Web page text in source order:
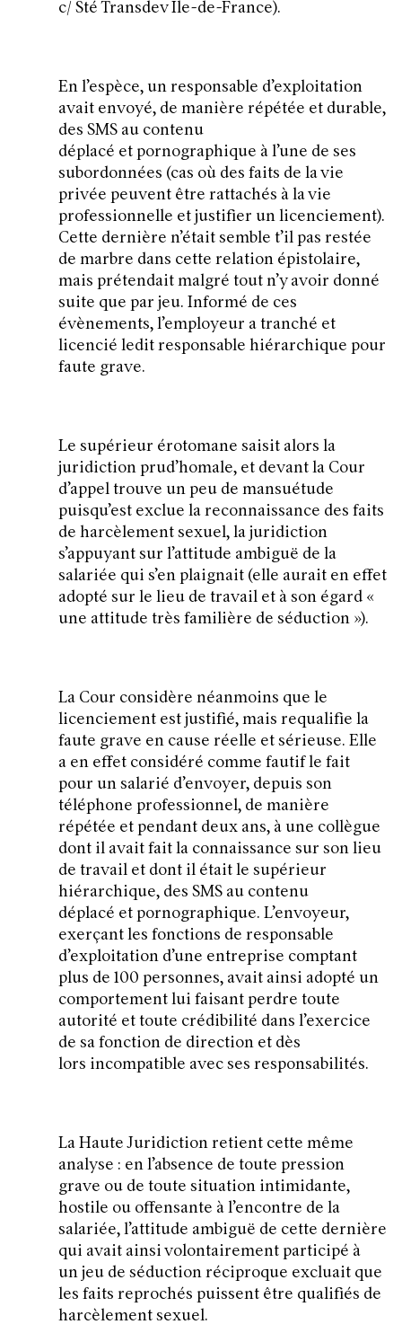
c/ Sté Transdev Ile-de-France).
En l’espèce, un responsable d’exploitation
avait envoyé, de manière répétée et durable,
des SMS au contenu
déplacé et pornographique à l’une de ses
subordonnées (cas où des faits de la vie
privée peuvent être rattachés à la vie
professionnelle et justifier un licenciement).
Cette dernière n’était semble t’il pas restée
de marbre dans cette relation épistolaire,
mais prétendait malgré tout n’y avoir donné
suite que par jeu. Informé de ces
évènements, l’employeur a tranché et
licencié ledit responsable hiérarchique pour
faute grave.
Le supérieur érotomane saisit alors la
juridiction prud’homale, et devant la Cour
d’appel trouve un peu de mansuétude
puisqu’est exclue la reconnaissance des faits
de harcèlement sexuel, la juridiction
s’appuyant sur l’attitude ambiguë de la
salariée qui s’en plaignait (elle aurait en effet
adopté sur le lieu de travail et à son égard «
une attitude très familière de séduction »).
La Cour considère néanmoins que le
licenciement est justifié, mais requalifie la
faute grave en cause réelle et sérieuse. Elle
a en effet considéré comme fautif le fait
pour un salarié d’envoyer, depuis son
téléphone professionnel, de manière
répétée et pendant deux ans, à une collègue
dont il avait fait la connaissance sur son lieu
de travail et dont il était le supérieur
hiérarchique, des SMS au contenu
déplacé et pornographique. L’envoyeur,
exerçant les fonctions de responsable
d’exploitation d’une entreprise comptant
plus de 100 personnes, avait ainsi adopté un
comportement lui faisant perdre toute
autorité et toute crédibilité dans l’exercice
de sa fonction de direction et dès
lors incompatible avec ses responsabilités.
La Haute Juridiction retient cette même
analyse : en l’absence de toute pression
grave ou de toute situation intimidante,
hostile ou offensante à l’encontre de la
salariée, l’attitude ambiguë de cette dernière
qui avait ainsi volontairement participé à
un jeu de séduction réciproque excluait que
les faits reprochés puissent être qualifiés de
harcèlement sexuel.